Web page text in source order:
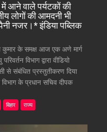
आने वाले पर्यटकों की
लोगों की आमदनी भी
नजर।* इंडिया पब्लिक
कुमार के समक्ष आज एक अणे मार्ग
विभाग द्वारा वीडियो
से संबंधित प्रस्तुतीकरण दिया
विभाग के प्रधान सचिव दीपक
बिहार राज्य